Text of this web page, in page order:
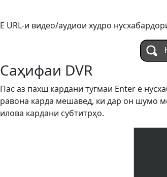
Ё URL-и видео/аудиои худро
Саҳифаи DVR
Пас аз пахш кардани тугмаи Enter ё
равона карда мешавед, ки дар он шумо
илова кардани субтитрҳо.